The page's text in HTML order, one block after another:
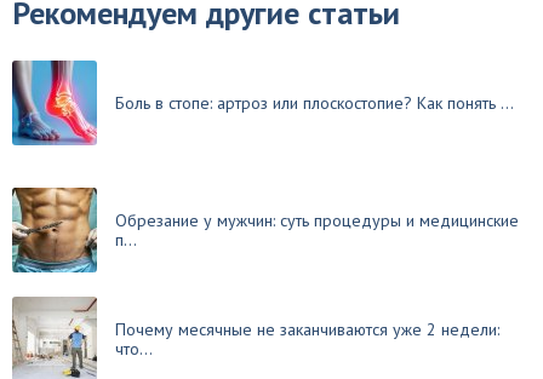
Рекомендуем другие статьи
Боль в стопе: артроз или плоскостопие? Как понять ...
Обрезание у мужчин: суть процедуры и медицинские
п...
Почему месячные не заканчиваются уже 2 недели:
что...